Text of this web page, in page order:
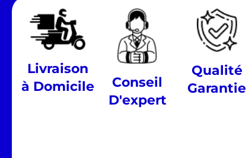
Livraison
à Domicile
Conseil
D'expert
Qualité
Garantie